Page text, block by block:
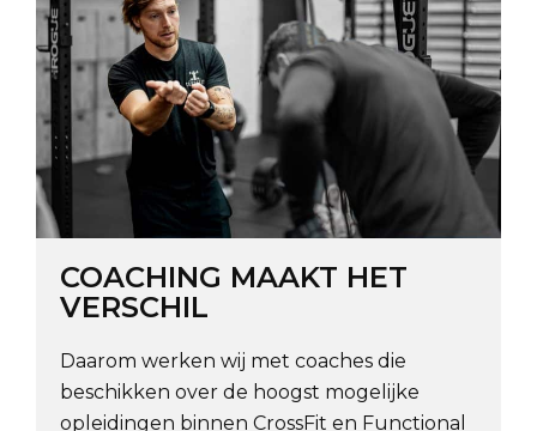
COACHING MAAKT HET
VERSCHIL
Daarom werken wij met coaches die
beschikken over de hoogst mogelijke
opleidingen binnen CrossFit en Functional